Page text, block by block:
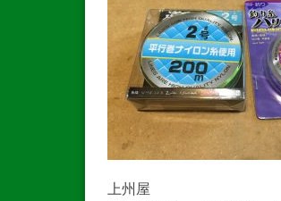
上州屋